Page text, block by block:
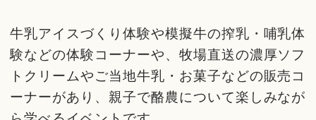
牛乳アイスづくり体験や模擬牛の搾乳・哺乳体
験などの体験コーナーや、牧場直送の濃厚ソフ
トクリームやご当地牛乳・お菓子などの販売コ
ーナーがあり、親子で酪農について楽しみなが